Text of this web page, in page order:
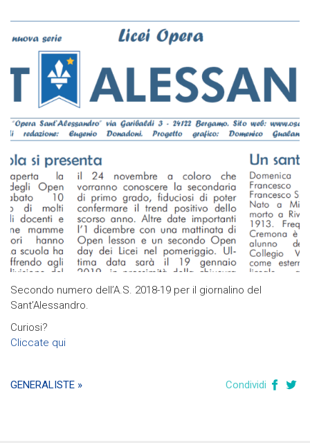
Secondo numero dell’A.S. 2018-19 per il giornalino del
Sant’Alessandro.
Curiosi?
Cliccate qui
GENERALISTE » Condividi